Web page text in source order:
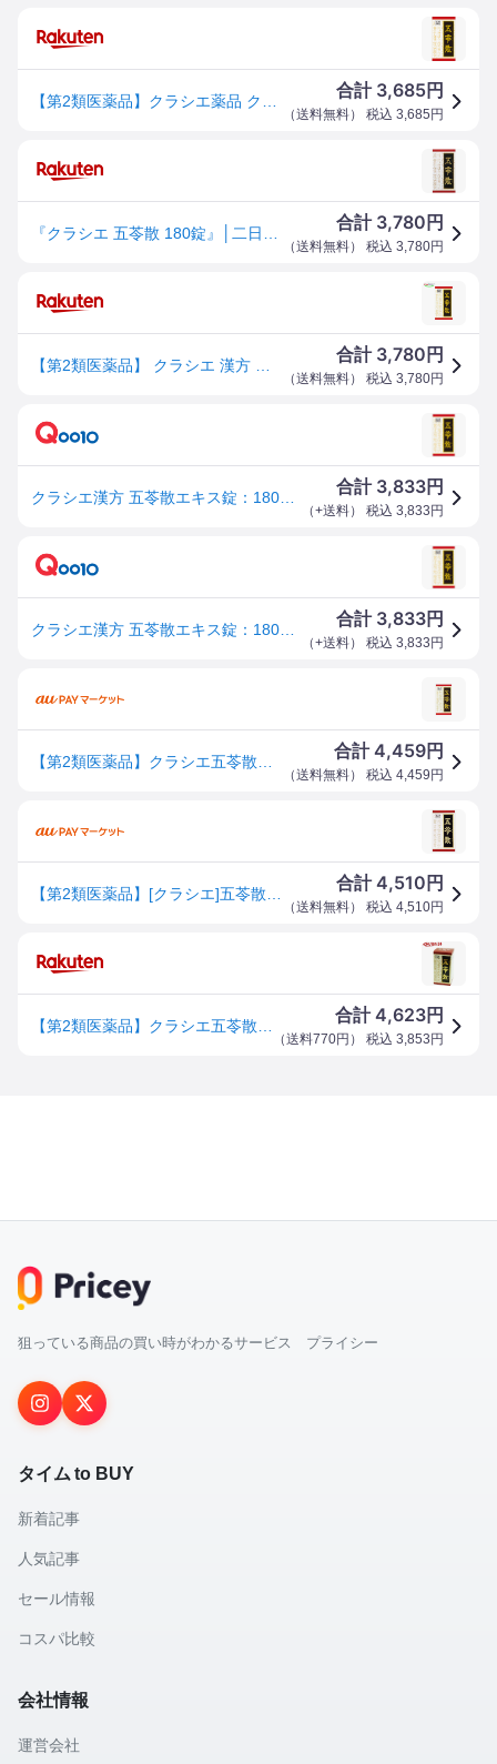
合計 3,685円
（送料無料） 税込 3,685 円
合計 3,780 円
（送料無料） 税込 3,780円
合計 3,780 円
（送料無料） 税込 3,780円
合計 3,833円
（+送料） 税込 3,833 円
合計 3,833円
（+送料） 税込 3,833 円
合計4,459円
（送料無料） 税込 4,459 円
合計4,510 円
（送料無料） 税込 4,510円
合計4,623円
（送料770円 ） 税込 3,853 円
狙っている商品の買い時がわかるサービス プライシー
タイム to BUY
新着記事
人気記事
セール情報
コスパ比較
会社情報
運営会社